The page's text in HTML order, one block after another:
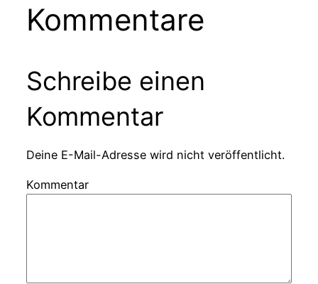
Kommentare
Schreibe einen
Kommentar
Deine E-Mail-Adresse wird nicht veröffentlicht.
Kommentar